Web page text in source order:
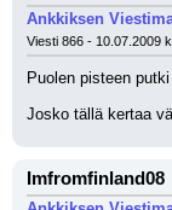
Ankkiksen
Viesti 866 - 10.07.2009
Puolen pisteen
Josko tällä kertaa
Imfromfinland08